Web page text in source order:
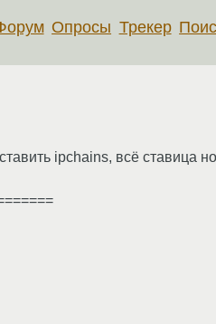
Опросы Трекер
ipchains, всё ставица